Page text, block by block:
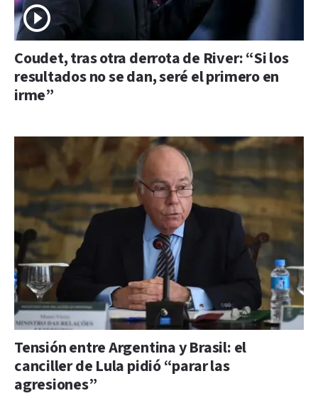
Coudet, tras otra derrota de River: “Si los
resultados no se dan, seré el primero en
irme”
Tensión entre Argentina y Brasil: el
canciller de Lula pidió “parar las
agresiones”